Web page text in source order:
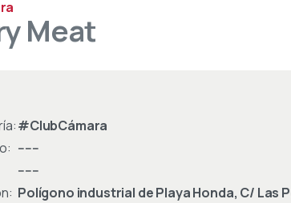
Meat
#ClubCámara
------
------
Polígono industrial de Playa Honda, C/ Las